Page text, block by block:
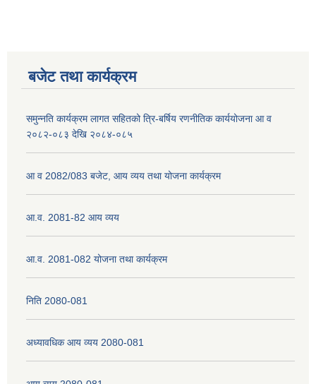
बजेट तथा कार्यक्रम
समुन्नति कार्यक्रम लागत सहितको त्रि-बर्षिय रणनीतिक कार्ययोजना आ व
२०८२-०८३ देखि २०८४-०८५
आ व 2082/083 बजेट, आय व्यय तथा योजना कार्यक्रम
आ.व. 2081-82 आय व्यय
आ.व. 2081-082 योजना तथा कार्यक्रम
निति 2080-081
अध्यावधिक आय व्यय 2080-081